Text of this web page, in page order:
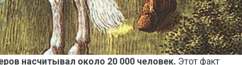
насчитывал около 20 000 человек. Этот факт